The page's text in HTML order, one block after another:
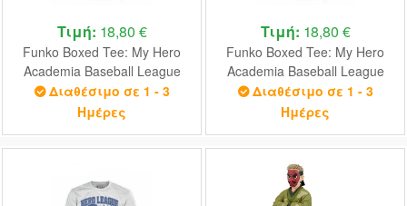
Τιμή: 18,80 €
Funko Boxed Tee: My Hero
Academia Baseball League
(S)
Διαθέσιμο σε 1 - 3
Ημέρες
Τιμή: 18,80 €
Funko Boxed Tee: My Hero
Academia Baseball League
(M)
Διαθέσιμο σε 1 - 3
Ημέρες